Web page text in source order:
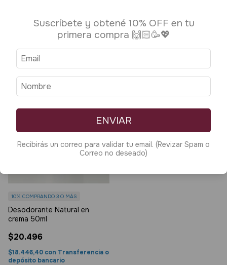
Desodorante
Ordenar por:
Desodorante Natural en
crema 50ml
$20.496
10% COMPRANDO 3 O MÁS
$18.446,40 con Transferencia o
depósito bancario
Suscríbete y obtené 10% OFF en tu
primera compra 🙌🏻🥳💖
ENVIAR
Recibirás un correo para validar tu email. (Revizar Spam o
Correo no deseado)